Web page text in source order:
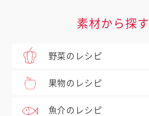
素材から探す
野菜のレシピ
果物のレシピ
魚介のレシピ